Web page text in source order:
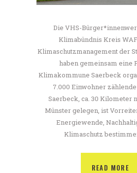
Die VHS-
Klimabündnis Kreis
Klimaschutzmanagement der
haben gemeinsam eine
Klimakommune Saerbeck
7.000 Einwohner
Saerbeck, ca. 30 Kilometer
Münster gelegen, ist
Energiewende,
Klimaschutz
READ MORE